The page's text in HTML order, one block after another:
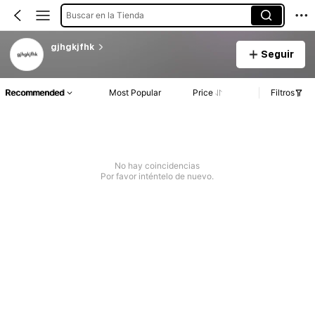
Buscar en la Tienda
gjhgkjfhk
Seguir
Recommended Most Popular Price Filtros
No hay coincidencias
Por favor inténtelo de nuevo.